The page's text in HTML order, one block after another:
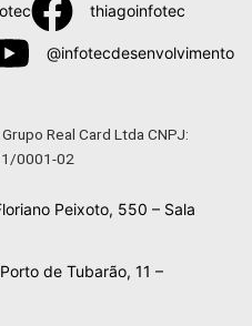
thiagoinfotec
@infotecdesenvolvimento
Grupo Real Card Ltda CNPJ:
0001-02
Peixoto, 550 – Sala
de Tubarão, 11 –